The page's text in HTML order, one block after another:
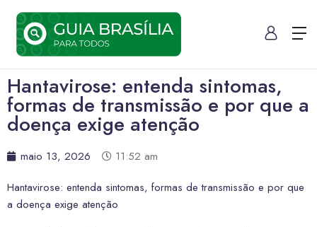
Hantavirose: entenda sintomas,
formas de transmissão e por que a
doença exige atenção
maio 13, 2026
11:52 am
Hantavirose: entenda sintomas, formas de transmissão e por que
a doença exige atenção